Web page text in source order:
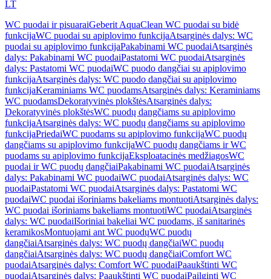
LT
WC puodai ir pisuaraiGeberit AquaClean WC puodai su bidė
funkcijaWC puodai su apiplovimo funkcijaAtsarginės dalys: WC
puodai su apiplovimo funkcijaPakabinami WC puodaiAtsarginės
dalys: Pakabinami WC puodaiPastatomi WC puodaiAtsarginės
dalys: Pastatomi WC puodaiWC puodo dangčiai su apiplovimo
funkcijaAtsarginės dalys: WC puodo dangčiai su apiplovimo
funkcijaKeraminiams WC puodamsAtsarginės dalys: Keraminiams
WC puodamsDekoratyvinės plokštėsAtsarginės dalys:
Dekoratyvinės plokštėsWC puodų dangčiams su apiplovimo
funkcijaAtsarginės dalys: WC puodų dangčiams su apiplovimo
funkcijaPriedaiWC puodams su apiplovimo funkcijaWC puodų
dangčiams su apiplovimo funkcijaWC puodų dangčiams ir WC
puodams su apiplovimo funkcijaEksploatacinės medžiagosWC
puodai ir WC puodų dangčiaiPakabinami WC puodaiAtsarginės
dalys: Pakabinami WC puodaiWC puodaiAtsarginės dalys: WC
puodaiPastatomi WC puodaiAtsarginės dalys: Pastatomi WC
puodaiWC puodai išoriniams bakeliams montuotiAtsarginės dalys:
WC puodai išoriniams bakeliams montuotiWC puodaiAtsarginės
dalys: WC puodaiIšoriniai bakeliai WC puodams, iš sanitarinės
keramikosMontuojami ant WC puodųWC puodų
dangčiaiAtsarginės dalys: WC puodų dangčiaiWC puodų
dangčiaiAtsarginės dalys: WC puodų dangčiaiComfort WC
puodaiAtsarginės dalys: Comfort WC puodaiPaaukštinti WC
puodaiAtsarginės dalys: Paaukštinti WC puodaiPailginti WC